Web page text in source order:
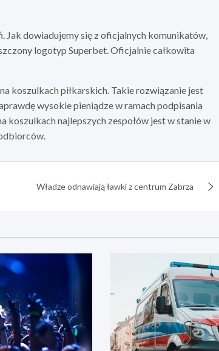
Jak dowiadujemy się z oficjalnych komunikatów,
logotyp Superbet. Oficjalnie całkowita
koszulkach piłkarskich. Takie rozwiązanie jest
wysokie pieniądze w ramach podpisania
najlepszych zespołów jest w stanie w
Władze odnawiają ławki z centrum Zabrza